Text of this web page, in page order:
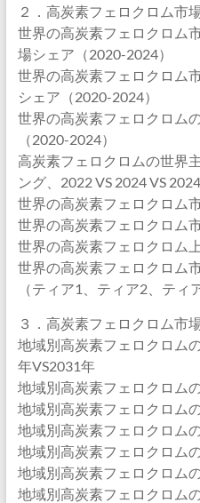
２．高炭素フェロクロム市
世界の高炭素フェロクロム
場シェア（2020-2024）
世界の高炭素フェロクロム
シェア（2020-2024）
世界の高炭素フェロクロム
（2020-2024）
高炭素フェロクロムの世界
ング、2022 VS 2024 VS 2024
世界の高炭素フェロクロム
世界の高炭素フェロクロム
世界の高炭素フェロクロム
世界の高炭素フェロクロム
（ティア1、ティア2、ティ
３．高炭素フェロクロム市
地域別高炭素フェロクロム
年VS2031年
地域別高炭素フェロクロム
地域別高炭素フェロクロム
地域別高炭素フェロクロム
地域別高炭素フェロクロム
地域別高炭素フェロクロム
地域別高炭素フェロクロム